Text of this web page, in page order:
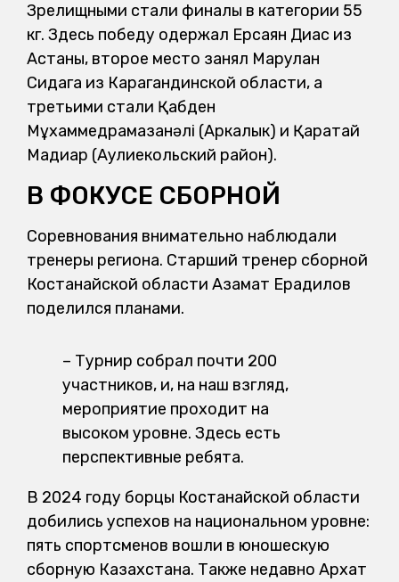
Зрелищными стали финалы в категории 55
кг. Здесь победу одержал Ерсаян Диас из
Астаны, второе место занял Марулан
Сидага из Карагандинской области, а
третьими стали Қабден
Мұхаммедрамазанәлі (Аркалык) и Қаратай
Мадиар (Аулиекольский район).
В ФОКУСЕ СБОРНОЙ
Соревнования внимательно наблюдали
тренеры региона. Старший тренер сборной
Костанайской области Азамат Ерадилов
поделился планами.
– Турнир собрал почти 200
участников, и, на наш взгляд,
мероприятие проходит на
высоком уровне. Здесь есть
перспективные ребята.
В 2024 году борцы Костанайской области
добились успехов на национальном уровне:
пять спортсменов вошли в юношескую
сборную Казахстана. Также недавно Архат